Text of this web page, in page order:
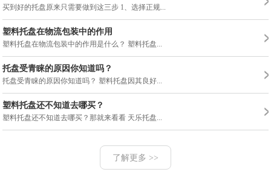
买到好的托盘原来只需要做到这三步 1、选择正规...
塑料托盘在物流包装中的作用
塑料托盘在物流包装中的作用是什么？ 塑料托盘...
托盘受青睐的原因你知道吗？
托盘受青睐的原因你知道吗？ 塑料托盘因其良好...
塑料托盘还不知道去哪买？
塑料托盘还不知道去哪买？那就来看看 天乐托盘...
了解更多 >>